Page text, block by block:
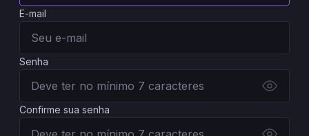
E-mail
Senha
Confirme sua senha